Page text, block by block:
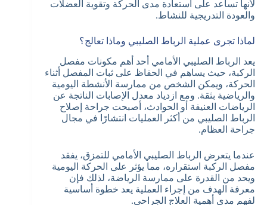
لأنها تساعد على استعادة مدى الحركة وتقوية العضلات
والعودة التدريجية للنشاط.
لماذا تجرى عملية الرباط الصليبي وماذا تعالج؟
يعد الرباط الصليبي الأمامي أحد أهم مكونات مفصل
الركبة، حيث يساهم في الحفاظ على ثبات المفصل أثناء
الحركة، ويمكن الشخص من ممارسة الأنشطة اليومية
والرياضية بثقة. ومع ازدياد معدل الإصابات الناتجة عن
الرياضات العنيفة أو الحوادث، أصبحت جراحة إصلاح
الرباط الصليبي من أكثر العمليات انتشارًا في مجال
جراحة العظام.
عندما يتعرض الرباط الصليبي الأمامي للتمزق، يفقد
مفصل الركبة استقراره، مما يؤثر على الحركة اليومية
ويحد من القدرة على ممارسة الرياضة، لذلك فإن
معرفة الهدف من إجراء العملية يعد خطوة أساسية
لفهم مدى أهمية العلاج الجراحي.